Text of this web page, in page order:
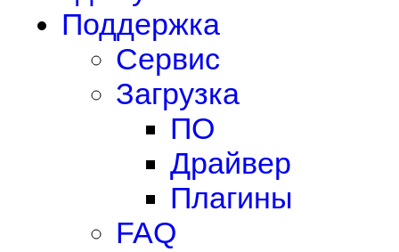
Поддержка
Сервис
Загрузка
ПО
Драйвер
Плагины
FAQ